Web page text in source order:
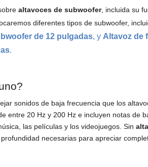
altavoces de subwoofer, incluida su
diferentes tipos de subwoofer,
de 12 pulgadas, y Altavoz de
.
sonidos de baja frecuencia que los
entre 20 Hz y 200 Hz e incluyen notas de
las películas y los videojuegos. Sin
necesarias para apreciar